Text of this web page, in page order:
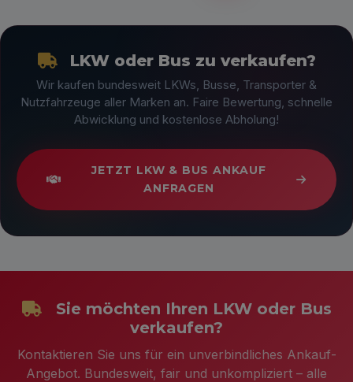
LKW oder Bus zu verkaufen?
Wir kaufen bundesweit LKWs, Busse, Transporter &
Nutzfahrzeuge aller Marken an. Faire Bewertung, schnelle
Abwicklung und kostenlose Abholung!
JETZT LKW & BUS ANKAUF
ANFRAGEN
Sie möchten Ihren LKW oder Bus
verkaufen?
Kontaktieren Sie uns für ein unverbindliches Ankauf-
Angebot. Bundesweit, fair und unkompliziert – alle